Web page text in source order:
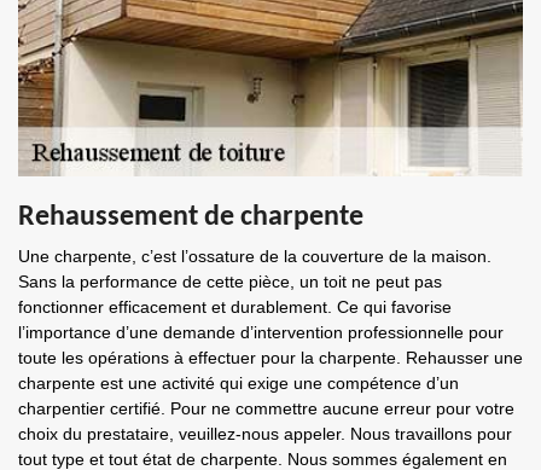
Rehaussement de charpente
Une charpente, c’est l’ossature de la couverture de la maison.
Sans la performance de cette pièce, un toit ne peut pas
fonctionner efficacement et durablement. Ce qui favorise
l’importance d’une demande d’intervention professionnelle pour
toute les opérations à effectuer pour la charpente. Rehausser une
charpente est une activité qui exige une compétence d’un
charpentier certifié. Pour ne commettre aucune erreur pour votre
choix du prestataire, veuillez-nous appeler. Nous travaillons pour
tout type et tout état de charpente. Nous sommes également en